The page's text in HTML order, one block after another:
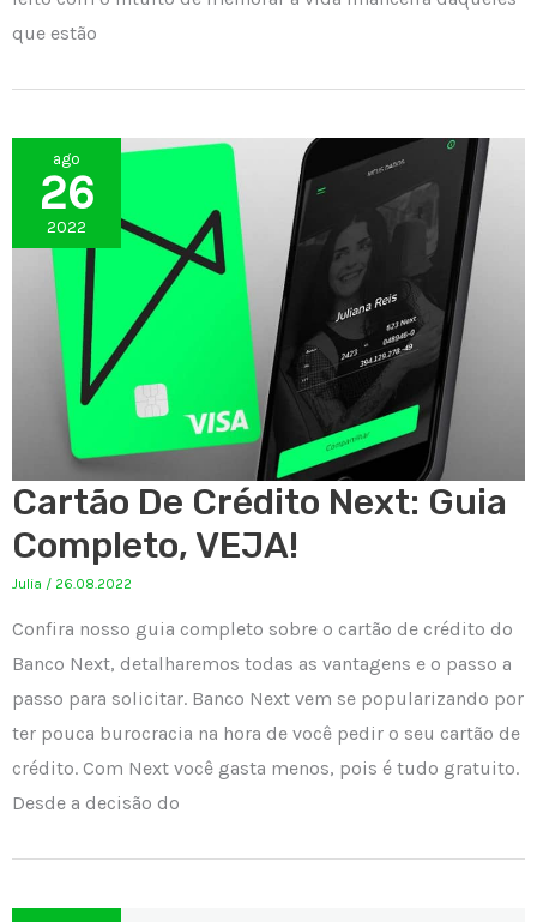
que estão
ago
26
2022
Cartão De Crédito Next: Guia
Completo, VEJA!
Julia / 26.08.2022
Confira nosso guia completo sobre o cartão de crédito do
Banco Next, detalharemos todas as vantagens e o passo a
passo para solicitar. Banco Next vem se popularizando por
ter pouca burocracia na hora de você pedir o seu cartão de
crédito. Com Next você gasta menos, pois é tudo gratuito.
Desde a decisão do